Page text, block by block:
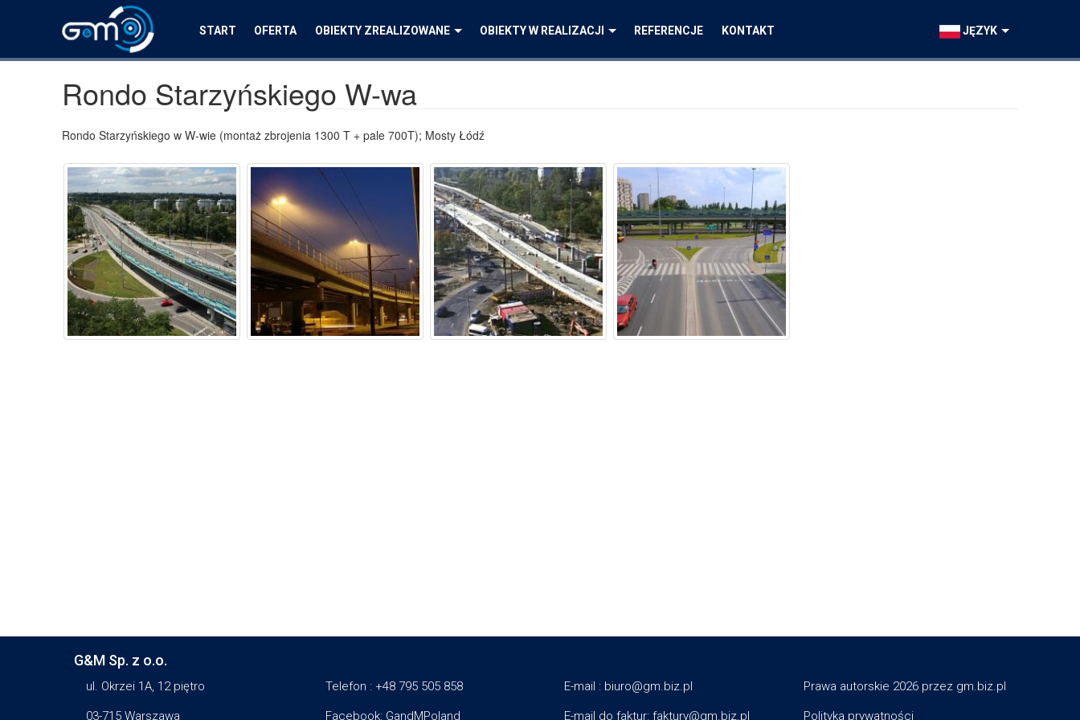
START OFERTA OBIEKTY ZREALIZOWANE OBIEKTY W REALIZACJI REFERENCJE KONTAKT JĘZYK
Rondo Starzyńskiego W-wa
Rondo Starzyńskiego w W-wie (montaż zbrojenia 1300 T + pale 700T); Mosty Łódź
G&M Sp. z o.o.
ul. Okrzei 1A, 12 piętro
03-715 Warszawa
Telefon : +48 795 505 858
Facebook: GandMPoland
E-mail : biuro@gm.biz.pl
E-mail do faktur: faktury@gm.biz.pl
Prawa autorskie 2026 przez gm.biz.pl
Polityka prywatności